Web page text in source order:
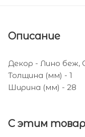
Описание
Декор - Лино
Толщина (мм) - 1
Ширина (мм) - 28
С этим